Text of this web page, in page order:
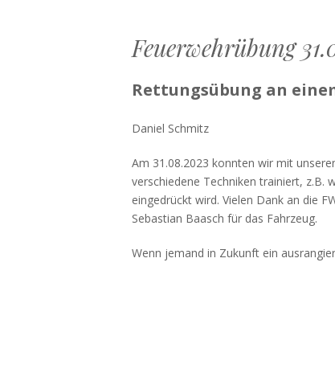
Feuerwehrübung
Rettungsübung an
Daniel Schmitz
Am 31.08.2023 konnten wir mit
verschiedene Techniken trainiert, z.B.
eingedrückt wird. Vielen Dank an die
Sebastian Baasch für das Fahrzeug.
Wenn jemand in Zukunft ein